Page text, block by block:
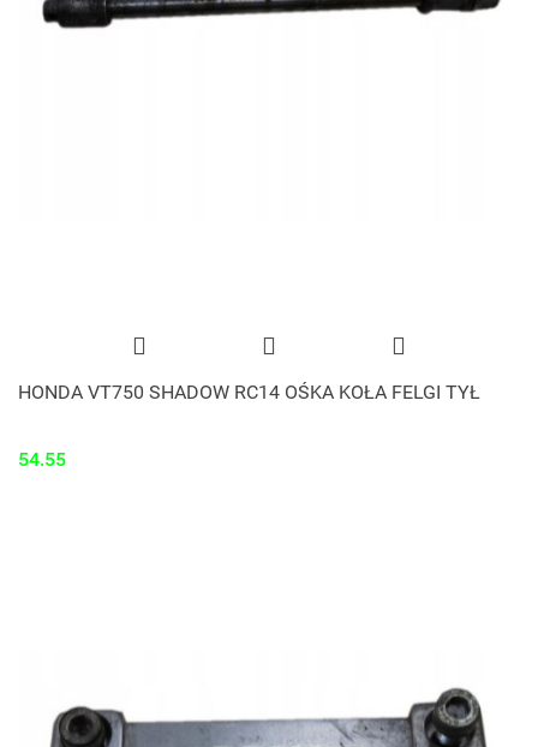
HONDA VT750 SHADOW RC14 OŚKA KOŁA FELGI TYŁ
54.55